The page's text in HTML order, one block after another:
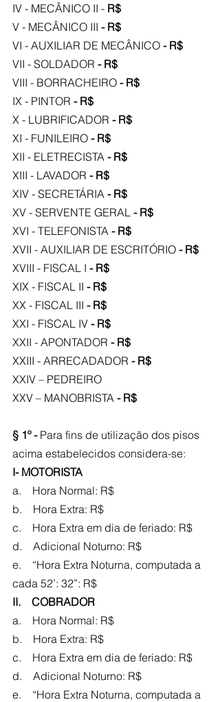
IV - MECÂNICO II - R$
V - MECÂNICO III - R$
VI - AUXILIAR DE MECÂNICO - R$
VII - SOLDADOR - R$
VIII - BORRACHEIRO - R$
IX - PINTOR - R$
X - LUBRIFICADOR - R$
XI - FUNILEIRO - R$
XII - ELETRECISTA - R$
XIII - LAVADOR - R$
XIV - SECRETÁRIA - R$
XV - SERVENTE GERAL - R$
XVI - TELEFONISTA - R$
XVII - AUXILIAR DE ESCRITÓRIO - R$
XVIII - FISCAL I - R$
XIX - FISCAL II - R$
XX - FISCAL III - R$
XXI - FISCAL IV - R$
XXII - APONTADOR - R$
XXIII - ARRECADADOR - R$
XXIV – PEDREIRO
XXV – MANOBRISTA - R$
§ 1º - Para fins de utilização dos pisos
acima estabelecidos considera-se:
I- MOTORISTA
a.    Hora Normal: R$
b.    Hora Extra: R$
c.    Hora Extra em dia de feriado: R$
d.    Adicional Noturno: R$
e.    “Hora Extra Noturna, computada a
cada 52’: 32”: R$
II.    COBRADOR
a.    Hora Normal: R$
b.    Hora Extra: R$
c.    Hora Extra em dia de feriado: R$
d.    Adicional Noturno: R$
e.    “Hora Extra Noturna, computada a